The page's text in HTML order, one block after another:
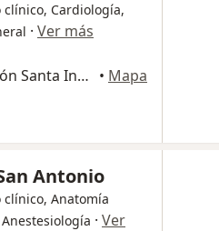
clínico, Cardiología,
· Ver más
Los Zafiros 330. Urbanización Santa Inés (Barrio Médico), Trujillo • Mapa
Antonio
clínico, Anatomía
· Ver